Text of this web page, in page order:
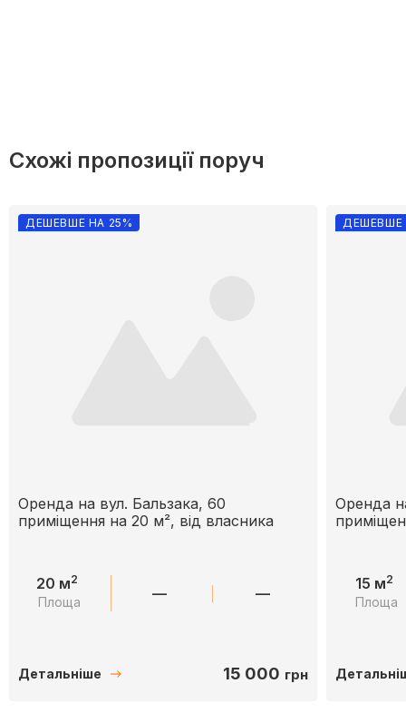
Схожі пропозиції поруч
ДЕШЕВШЕ НА 25%
Оренда на вул. Бальзака, 60
приміщення на 20 м², від власника
20 м2
Площа — —
Детальніше 15 000 грн
ДЕШЕВШЕ
Оренда
15 м2
Площа